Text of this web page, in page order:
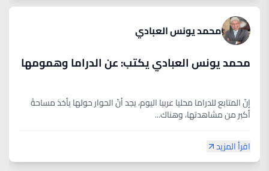
محمد يونس العبادي
محمد يونس العبادي يكتب: عن الدراما وهمومها
إنّ المتابع للدراما محليا عربيا اليوم، يجد أنّ الحوار حولها يأخذ مساحةً
أكبر من مشاهدتها، وهناك...
اقرأ المزيد